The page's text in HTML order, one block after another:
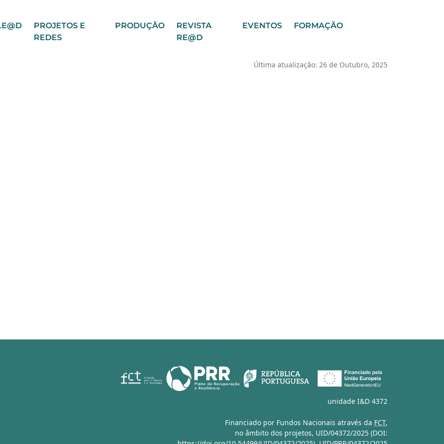
PROJETOS E
REDES
PRODUÇÃO
REVISTA
RE@D
EVENTOS FORMAÇÃO
Última atualização: 26 de Outubro, 2025
unidade I&D 4372
Financiado por Fundos Nacionais através da FCT,
no âmbito dos projetos, UID/04372/2025 (DOI: